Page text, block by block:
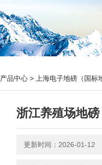
产品中心 > 上海电子地磅（国标
浙江养殖场地磅
更新时间：2026-01-12